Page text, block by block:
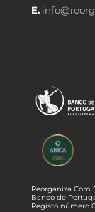
E.
Reorganiza
Banco de
Registo número